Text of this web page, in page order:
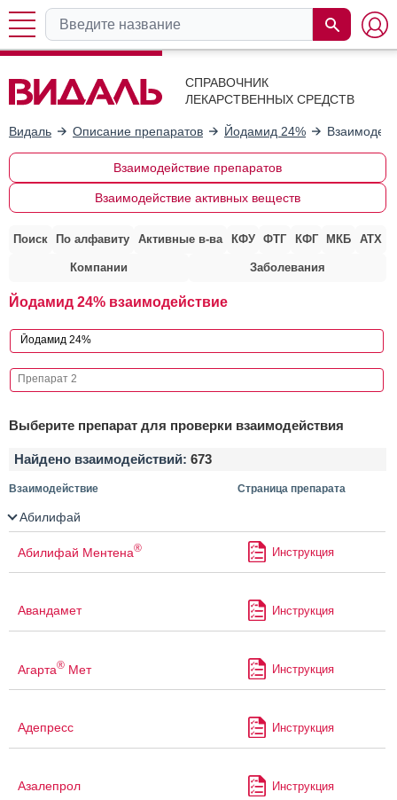
СПРАВОЧНИК
ЛЕКАРСТВЕННЫХ СРЕДСТВ
Видаль Описание препаратов Йодамид 24%
Взаимодействие препаратов
Взаимодействие активных веществ
Поиск По алфавиту Активные в-ва КФУ ФТГ КФГ МКБ АТХ
Компании Заболевания
Йодамид 24% взаимодействие
Выберите препарат для проверки взаимодействия
Найдено взаимодействий: 673
Взаимодействие Страница препарата
Абилифай
Абилифай Ментена® Инструкция
Авандамет Инструкция
Агарта® Мет Инструкция
Адепресс Инструкция
Азалепрол Инструкция